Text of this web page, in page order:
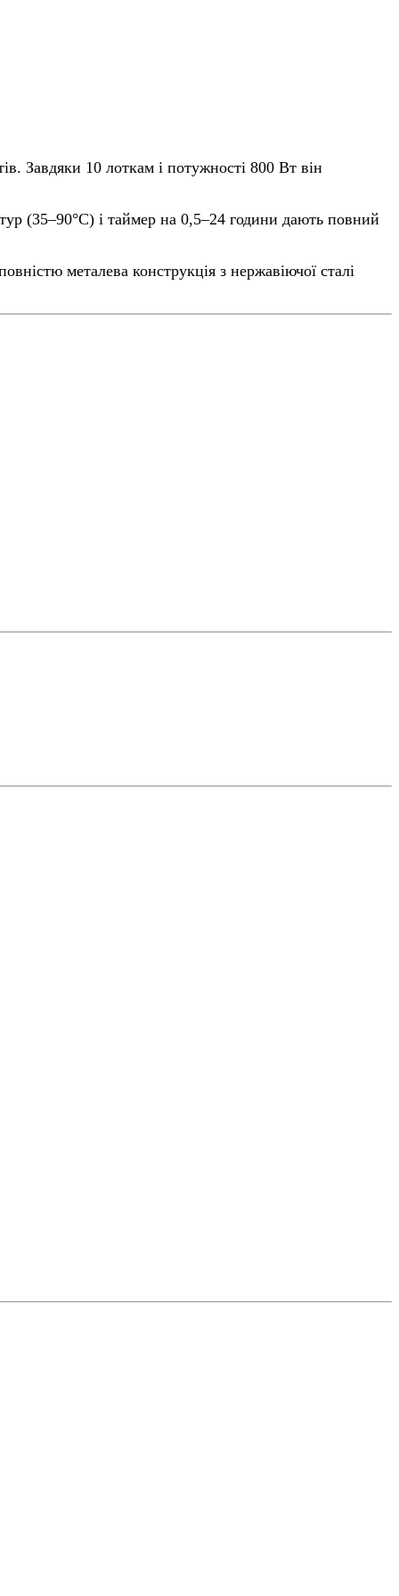
Завдяки 10 лоткам і потужності 800 Вт він
(35–90°C) і таймер на 0,5–24 години дають повний
металева конструкція з нержавіючої сталі